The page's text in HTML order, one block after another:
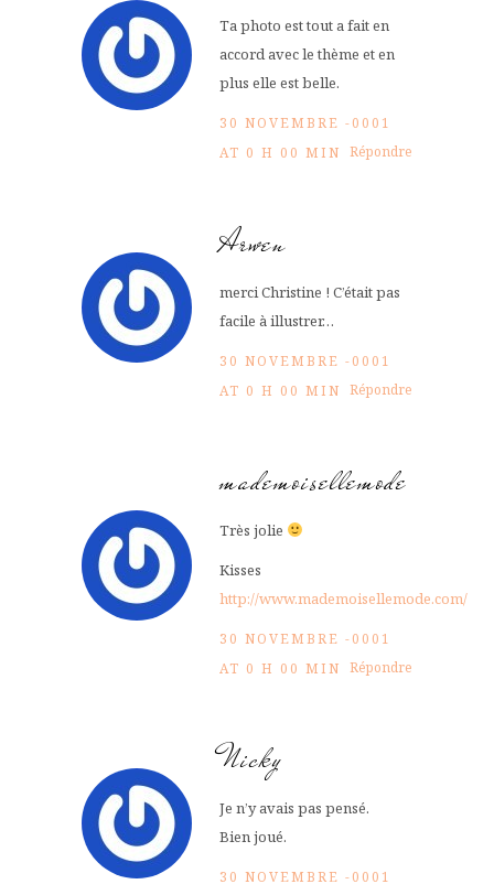
Ta photo est tout a fait en
accord avec le thème et en
plus elle est belle.
30 NOVEMBRE -0001
AT 0 H 00 MIN Répondre
Arwen
merci Christine ! C’était pas
facile à illustrer…
30 NOVEMBRE -0001
AT 0 H 00 MIN Répondre
mademoisellemode
Très jolie
Kisses
http://www.mademoisellemode.com/
30 NOVEMBRE -0001
AT 0 H 00 MIN Répondre
Nicky
Je n’y avais pas pensé.
Bien joué.
30 NOVEMBRE -0001